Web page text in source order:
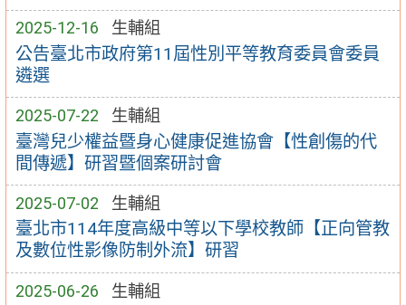
2025-12-16 生輔組
公告臺北市政府第11屆性別平等教育委員會委員
遴選
2025-07-22 生輔組
臺灣兒少權益暨身心健康促進協會【性創傷的代
間傳遞】研習暨個案研討會
2025-07-02 生輔組
臺北市114年度高級中等以下學校教師【正向管教
及數位性影像防制外流】研習
2025-06-26 生輔組